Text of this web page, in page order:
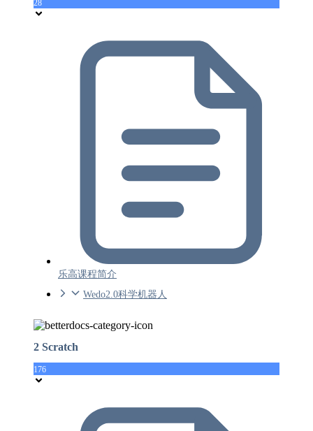
28
乐高课程简介
Wedo2.0科学机器人
2 Scratch
176